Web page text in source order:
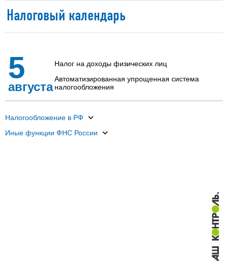
Налоговый календарь
5
августа
Налог на доходы физических лиц
Автоматизированная упрощенная система
налогообложения
Налогообложение в РФ
Иные функции ФНС России